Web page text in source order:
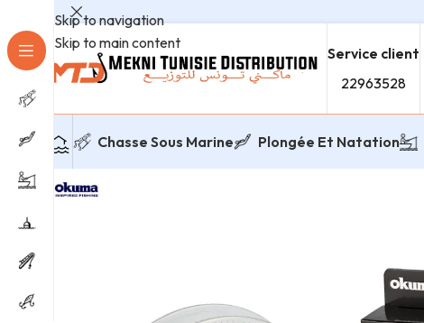
Skip to navigation
Skip to main content
Service client
22963528
Chasse Sous Marine Plongée Et Natation